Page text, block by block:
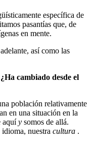
específica de
pasantías que, de
en mente.
así como las
cambiado desde el
población relativamente
en una situación en la
aquíy somos de allá.
nuestra cultura .